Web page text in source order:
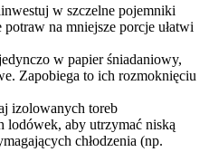
w szczelne pojemniki
na mniejsze porcje ułatwi
w papier śniadaniowy,
Zapobiega to ich rozmoknięciu
izolowanych toreb
lodówek, aby utrzymać niską
chłodzenia (np.